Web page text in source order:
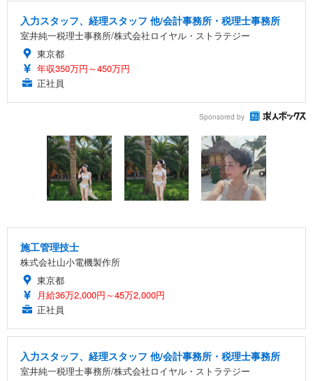
入力スタッフ、経理スタッフ 他/会計事務所・税理士事務所
室井純一税理士事務所/株式会社ロイヤル・ストラテジー
東京都
年収350万円～450万円
正社員
Sponsored by
施工管理技士
株式会社山小電機製作所
東京都
月給36万2,000円～45万2,000円
正社員
入力スタッフ、経理スタッフ 他/会計事務所・税理士事務所
室井純一税理士事務所/株式会社ロイヤル・ストラテジー